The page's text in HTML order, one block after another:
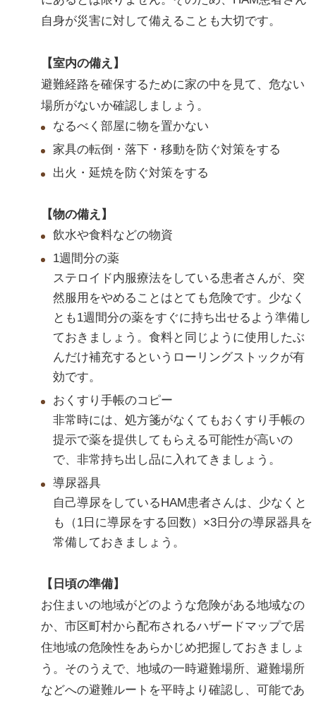
自身が災害に対して備えることも大切です。
【室内の備え】
避難経路を確保するために家の中を見て、危ない
場所がないか確認しましょう。
なるべく部屋に物を置かない
家具の転倒・落下・移動を防ぐ対策をする
出火・延焼を防ぐ対策をする
【物の備え】
飲水や食料などの物資
1週間分の薬
ステロイド内服療法をしている患者さんが、突
然服用をやめることはとても危険です。少なく
とも1週間分の薬をすぐに持ち出せるよう準備し
ておきましょう。食料と同じように使用したぶ
んだけ補充するというローリングストックが有
効です。
おくすり手帳のコピー
非常時には、処方箋がなくてもおくすり手帳の
提示で薬を提供してもらえる可能性が高いの
で、非常持ち出し品に入れてきましょう。
導尿器具
自己導尿をしているHAM患者さんは、少なくと
も（1日に導尿をする回数）×3日分の導尿器具を
常備しておきましょう。
【日頃の準備】
お住まいの地域がどのような危険がある地域なの
か、市区町村から配布されるハザードマップで居
住地域の危険性をあらかじめ把握しておきましょ
う。そのうえで、地域の一時避難場所、避難場所
などへの避難ルートを平時より確認し、可能であ